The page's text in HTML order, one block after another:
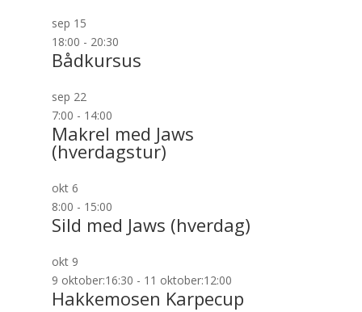
sep 15
18:00 - 20:30
Bådkursus
sep 22
7:00 - 14:00
Makrel med Jaws
(hverdagstur)
okt6
8:00 - 15:00
Sild med Jaws (hverdag)
okt 9
9 oktober:16:30 - 11 oktober:12:00
Hakkemosen Karpecup